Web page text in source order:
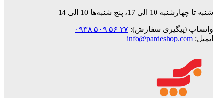
شنبه تا چهارشنبه 10 الی 17، پنج شنبه‌ها 10 الی 14
واتساپ (پیگیری سفارش):۲۷ ۵۶ ۵۰۹ ۰۹۳۸
ایمیل:info@pardeshop.com